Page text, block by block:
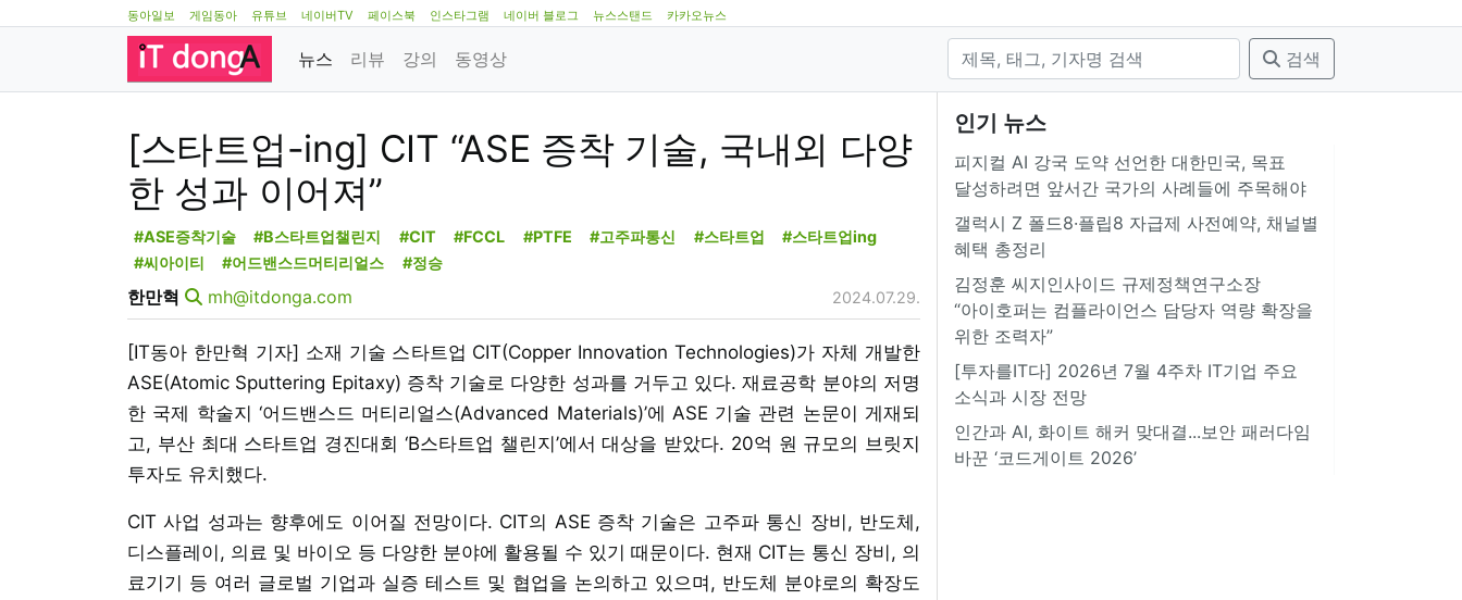
동아일보 게임동아 유튜브 네이버TV 페이스북 인스타그램 네이버 블로그 뉴스스탠드 카카오뉴스
뉴스 리뷰 강의 동영상 검색
[스타트업-ing] CIT “ASE 증착 기술, 국내외 다양
한 성과 이어져”
#ASE증착기술 #B스타트업챌린지 #CIT #FCCL #PTFE #고주파통신 #스타트업
#스타트업ing
#씨아이티
#어드밴스드머티리얼스 #정승
한만혁 mh@itdonga.com 2024.07.29.
[IT동아 한만혁 기자] 소재 기술 스타트업 CIT(Copper Innovation Technologies)가 자체 개발한
ASE(Atomic Sputtering Epitaxy) 증착 기술로 다양한 성과를 거두고 있다. 재료공학 분야의 저명
한 국제 학술지 ‘어드밴스드 머티리얼스(Advanced Materials)’에 ASE 기술 관련 논문이 게재되
고, 부산 최대 스타트업 경진대회 ‘B스타트업 챌린지’에서 대상을 받았다. 20억 원 규모의 브릿지
투자도 유치했다.
CIT 사업 성과는 향후에도 이어질 전망이다. CIT의 ASE 증착 기술은 고주파 통신 장비, 반도체,
디스플레이, 의료 및 바이오 등 다양한 분야에 활용될 수 있기 때문이다. 현재 CIT는 통신 장비, 의
료기기 등 여러 글로벌 기업과 실증 테스트 및 협업을 논의하고 있으며, 반도체 분야로의 확장도
인기 뉴스
피지컬 AI 강국 도약 선언한 대한민국, 목표
달성하려면 앞서간 국가의 사례들에 주목해야
갤럭시 Z 폴드8·플립8 자급제 사전예약, 채널별
혜택 총정리
김정훈 씨지인사이드 규제정책연구소장
“아이호퍼는 컴플라이언스 담당자 역량 확장을
위한 조력자”
[투자를IT다] 2026년 7월 4주차 IT기업 주요
소식과 시장 전망
인간과 AI, 화이트 해커 맞대결...보안 패러다임
바꾼 ‘코드게이트 2026’